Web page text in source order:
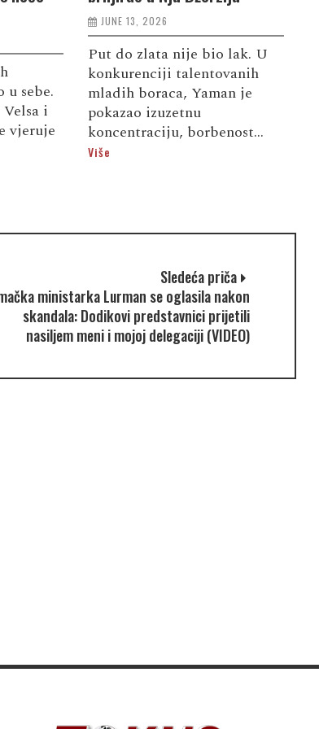
sebe.
i
vjeruje
JUNE 13, 2026
Put do zlata nije bio lak. U
konkurenciji talentovanih
mladih boraca, Yaman je
pokazao izuzetnu
koncentraciju, borbenost...
Više
Sledeća priča
ministarka Lurman se oglasila nakon
skandala: Dodikovi predstavnici prijetili
nasiljem meni i mojoj delegaciji (VIDEO)